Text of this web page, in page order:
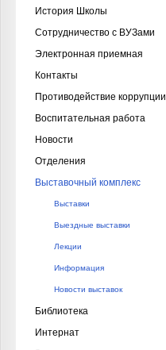
История Школы
Сотрудничество с ВУЗами
Электронная приемная
Контакты
Противодействие коррупции
Воспитательная работа
Новости
Отделения
Выставочный комплекс
Выставки
Выездные выставки
Лекции
Информация
Новости выставок
Библиотека
Интернат